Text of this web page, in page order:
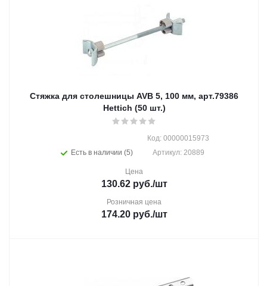
Стяжка для столешницы AVB 5, 100 мм, арт.79386
Hettich (50 шт.)
Есть в наличии (5)
Код: 00000015973
Артикул: 20889
Цена
130.62руб./шт
Розничная цена
174.20руб./шт